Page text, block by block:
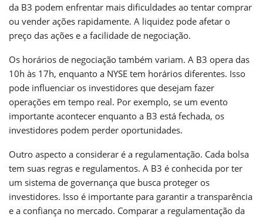
da B3 podem enfrentar mais dificuldades ao tentar comprar
ou vender ações rapidamente. A liquidez pode afetar o
preço das ações e a facilidade de negociação.
Os horários de negociação também variam. A B3 opera das
10h às 17h, enquanto a NYSE tem horários diferentes. Isso
pode influenciar os investidores que desejam fazer
operações em tempo real. Por exemplo, se um evento
importante acontecer enquanto a B3 está fechada, os
investidores podem perder oportunidades.
Outro aspecto a considerar é a regulamentação. Cada bolsa
tem suas regras e regulamentos. A B3 é conhecida por ter
um sistema de governança que busca proteger os
investidores. Isso é importante para garantir a transparência
e a confiança no mercado. Comparar a regulamentação da